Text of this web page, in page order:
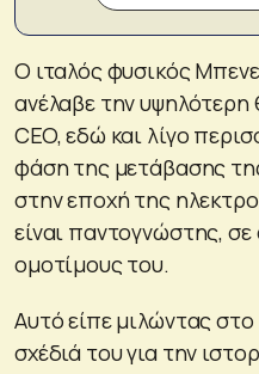
Ο ιταλός φυσικός
ανέλαβε την
CEO, εδώ και λίγο
φάση της μετάβασης
στην εποχή της
είναι παντογνώστης,
ομοτίμους του.
Αυτό είπε μιλώντας
σχέδιά του για την